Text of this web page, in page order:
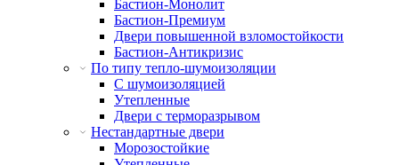
Бастион-Монолит
Бастион-Премиум
Двери повышенной взломостойкости
Бастион-Антикризис
По типу тепло-шумоизоляции
С шумоизоляцией
Утепленные
Двери с терморазрывом
Нестандартные двери
Морозостойкие